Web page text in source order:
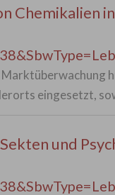
Chemikalien
eingesetzt,
und